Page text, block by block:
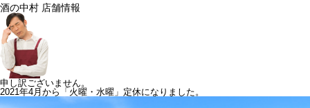
酒の中村 店舗情報
申し訳ございません。
2021年4月から「火曜・水曜」定休になりました。